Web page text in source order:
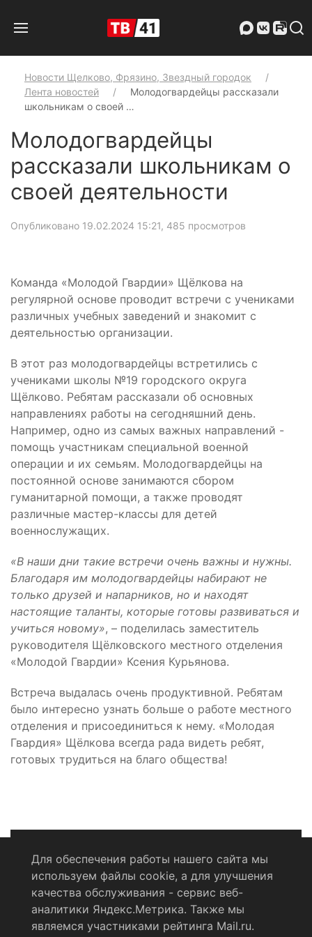
Новости Щелково, Фрязино, Звездный городок
Лента новостей
Молодогвардейцы рассказали
школьникам о своей …
Молодогвардейцы
рассказали школьникам о
своей деятельности
Опубликовано 19.02.2024 15:21, 485 просмотров
Команда «Молодой Гвардии» Щёлкова на
регулярной основе проводит встречи с учениками
различных учебных заведений и знакомит с
деятельностью организации.
В этот раз молодогвардейцы встретились с
учениками школы №19 городского округа
Щёлково. Ребятам рассказали об основных
направлениях работы на сегодняшний день.
Например, одно из самых важных направлений -
помощь участникам специальной военной
операции и их семьям. Молодогвардейцы на
постоянной основе занимаются сбором
гуманитарной помощи, а также проводят
различные мастер-классы для детей
военнослужащих.
«В наши дни такие встречи очень важны и нужны.
Благодаря им молодогвардейцы набирают не
только друзей и напарников, но и находят
настоящие таланты, которые готовы развиваться и
учиться новому», – поделилась заместитель
руководителя Щёлковского местного отделения
«Молодой Гвардии» Ксения Курьянова.
Встреча выдалась очень продуктивной. Ребятам
было интересно узнать больше о работе местного
отделения и присоединиться к нему. «Молодая
Гвардия» Щёлкова всегда рада видеть ребят,
готовых трудиться на благо общества!
Политика конфиденциальности
Согласие на обработку персональных данных
Для обеспечения работы нашего сайта мы
используем файлы cookie, а для улучшения
качества обслуживания - сервис веб-
аналитики Яндекс.Метрика. Также мы
являемся участниками рейтинга Mail.ru.